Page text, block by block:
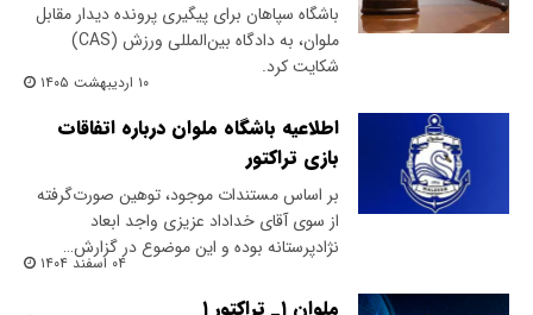
باشگاه سپاهان برای پیگیری پرونده دیدار مقابل
ملوان، به دادگاه بین‌المللی ورزش (CAS)
شکایت کرد.
۱۰ اردیبهشت ۱۴۰۵
اطلاعیه باشگاه ملوان درباره اتفاقات
بازی تراکتور
بر اساس مستندات موجود، توهین صورت‌گرفته
از سوی آقای خداداد عزیزی واجد ابعاد
نژادپرستانه بوده و این موضوع در گزارش…
۰۴ اسفند ۱۴۰۴
ملوان ۱_ تراکتور ۱